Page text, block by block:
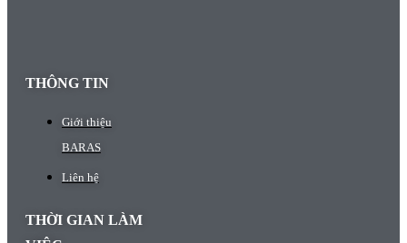
THÔNG TIN
Giới thiệu
BARAS
Liên hệ
THỜI GIAN LÀM